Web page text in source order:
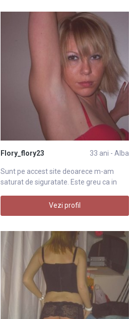
Flory_flory23 33 ani - Alba
Sunt pe accest site deoarece m-am
saturat de siguratate. Este greu ca in
Vezi profil